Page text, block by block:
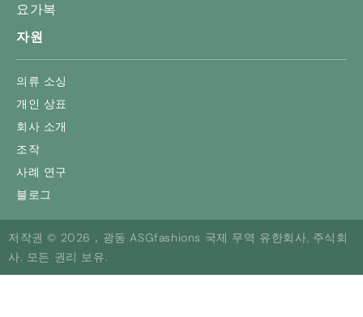
요가복
자원
의류 소싱
개인 상표
회사 소개
조작
사례 연구
블로그
저작권 © 2026，광동 ASGfashions 국제 무역 유한회사, 주식회
사. 모든 권리 보유.